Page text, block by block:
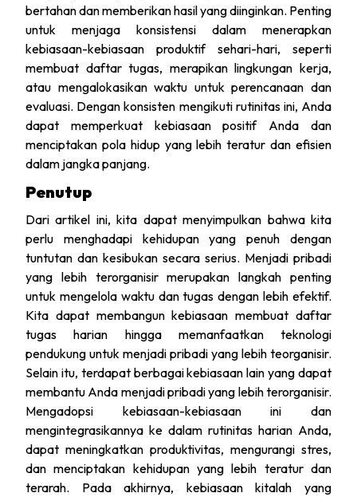
bertahan dan memberikan hasil yang diinginkan. Penting
untuk menjaga konsistensi dalam menerapkan
kebiasaan-kebiasaan produktif sehari-hari, seperti
membuat daftar tugas, merapikan lingkungan kerja,
atau mengalokasikan waktu untuk perencanaan dan
evaluasi. Dengan konsisten mengikuti rutinitas ini, Anda
dapat memperkuat kebiasaan positif Anda dan
menciptakan pola hidup yang lebih teratur dan efisien
dalam jangka panjang.
Penutup
Dari artikel ini, kita dapat menyimpulkan bahwa kita
perlu menghadapi kehidupan yang penuh dengan
tuntutan dan kesibukan secara serius. Menjadi pribadi
yang lebih terorganisir merupakan langkah penting
untuk mengelola waktu dan tugas dengan lebih efektif.
Kita dapat membangun kebiasaan membuat daftar
tugas harian hingga memanfaatkan teknologi
pendukung untuk menjadi pribadi yang lebih teorganisir.
Selain itu, terdapat berbagai kebiasaan lain yang dapat
membantu Anda menjadi pribadi yang lebih terorganisir.
Mengadopsi kebiasaan-kebiasaan ini dan
mengintegrasikannya ke dalam rutinitas harian Anda,
dapat meningkatkan produktivitas, mengurangi stres,
dan menciptakan kehidupan yang lebih teratur dan
terarah. Pada akhirnya, kebiasaan kitalah yang